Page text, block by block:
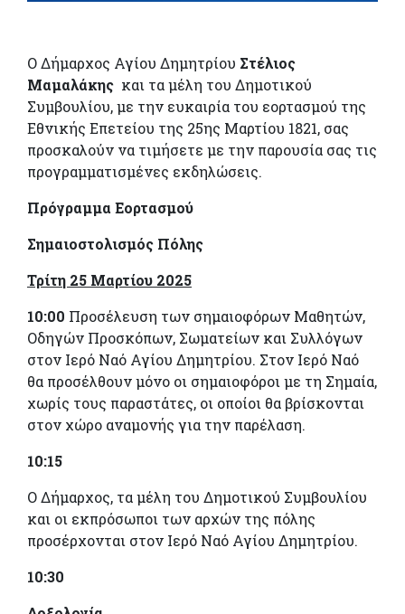
Ο Δήμαρχος Αγίου Δημητρίου Στέλιος
Μαμαλάκης και τα μέλη του Δημοτικού
Συμβουλίου, με την ευκαιρία του εορτασμού της
Εθνικής Επετείου της 25ης Μαρτίου 1821, σας
προσκαλούν να τιμήσετε με την παρουσία σας τις
προγραμματισμένες εκδηλώσεις.
Πρόγραμμα Εορτασμού
Σημαιοστολισμός Πόλης
Τρίτη 25 Μαρτίου 2025
10:00 Προσέλευση των σημαιοφόρων Μαθητών,
Οδηγών Προσκόπων, Σωματείων και Συλλόγων
στον Ιερό Ναό Αγίου Δημητρίου. Στον Ιερό Ναό
θα προσέλθουν μόνο οι σημαιοφόροι με τη Σημαία,
χωρίς τους παραστάτες, οι οποίοι θα βρίσκονται
στον χώρο αναμονής για την παρέλαση.
10:15
Ο Δήμαρχος, τα μέλη του Δημοτικού Συμβουλίου
και οι εκπρόσωποι των αρχών της πόλης
προσέρχονται στον Ιερό Ναό Αγίου Δημητρίου.
10:30